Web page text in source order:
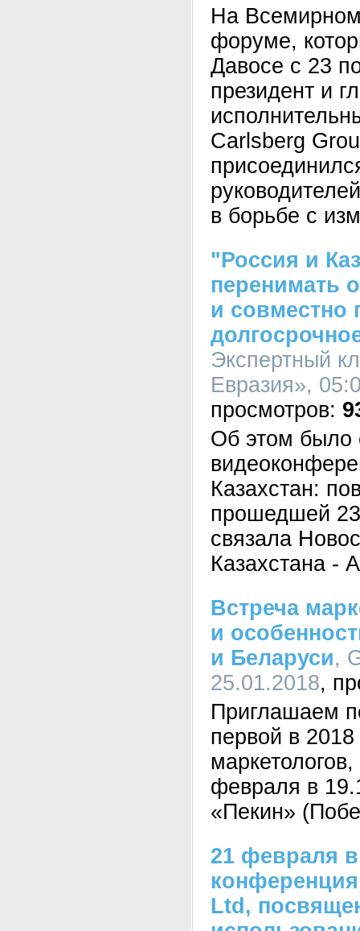
На
форуме,
Давосе с 23
президент и
Carlsberg
в борьбе с
"Россия и
перенимать
и совместно
Экспертный
Евразия»,
Об этом было
Казахстан:
прошедшей
связала
Казахстана -
Встреча
и
и Беларуси,
25.01.2018
Приглашаем
первой в 2018
февраля в
«Пекин»
21 февраля
Ltd,